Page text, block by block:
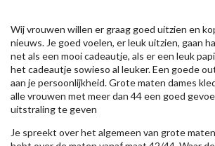
Wij vrouwen willen er graag goed uitzien en
nieuws. Je goed voelen, er leuk uitzien, gaan
net als een mooi cadeautje, als er een leuk
het cadeautje sowieso al leuker. Een goede
aan je persoonlijkheid. Grote maten dames
alle vrouwen met meer dan 44 een goed
uitstraling te geven
Je spreekt over het algemeen van grote